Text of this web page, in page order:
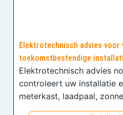
Elektrotechnisch advies voor
toekomstbestendige
Elektrotechnisch advies
controleert uw installatie
meterkast, laadpaal,